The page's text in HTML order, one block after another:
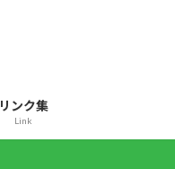
リンク集
Link